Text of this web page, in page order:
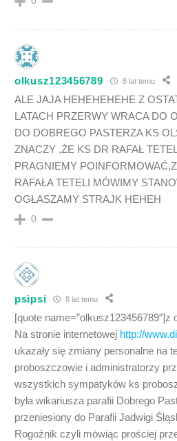
olkusz123456789 8 lat temu
ALE JAJA HEHEHEHEHE Z
LATACH PRZERWY WRACA DO
DO DOBREGO PASTERZA KS
ZNACZY ,ŻE KS DR RAFAŁ
PRAGNIEMY
RAFAŁA TETELI MÓWIMY
OGŁASZAMY STRAJK HEHEH
0
psipsi 8 lat temu
[quote name=”olkusz123456789″]z
Na stronie internetowej http://
ukazały się zmiany personalne na
proboszczowie i administratorzy
wszystkich sympatyków ks
była wikariusza parafii Dobrego
przeniesiony do Parafii Jadwigi
Rogoźnik czyli mówiąc prościej